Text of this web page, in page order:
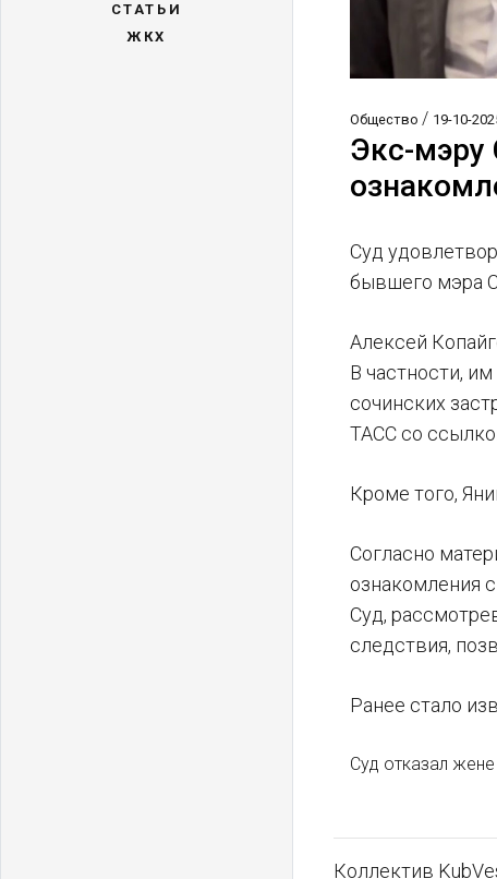
СТАТЬИ
ЖКХ
Общество / 19-10-
Экс-мэру
Суд
бывшего мэра
Алексей
В частности,
сочинских
ТАСС со
Кроме того,
Согласно
ознакомления
Суд,
следствия,
Ранее стало
Суд отказал
Коллектив